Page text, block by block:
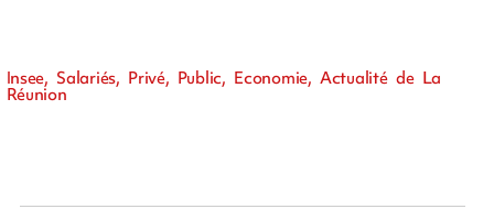
Insee, Salariés, Privé, Public, Economie, Actualité de La
Réunion